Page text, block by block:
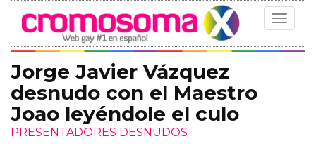
Toggle
Jorge Javier Vázquez
desnudo con el Maestro
Joao leyéndole el culo
PRESENTADORES DESNUDOS